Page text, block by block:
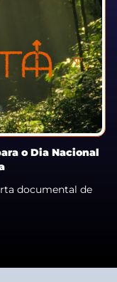
o Dia Nacional
documental de